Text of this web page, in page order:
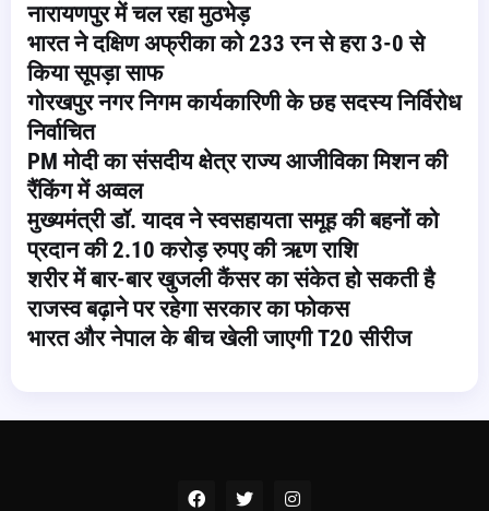
नारायणपुर में चल रहा मुठभेड़
भारत ने दक्षिण अफ्रीका को 233 रन से हरा 3-0 से
किया सूपड़ा साफ
गोरखपुर नगर निगम कार्यकारिणी के छह सदस्य निर्विरोध
निर्वाचित
PM मोदी का संसदीय क्षेत्र राज्य आजीविका मिशन की
रैंकिंग में अव्वल
मुख्यमंत्री डॉ. यादव ने स्वसहायता समूह की बहनों को
प्रदान की 2.10 करोड़ रुपए की ऋण राशि
शरीर में बार-बार खुजली कैंसर का संकेत हो सकती है
राजस्व बढ़ाने पर रहेगा सरकार का फोकस
भारत और नेपाल के बीच खेली जाएगी T20 सीरीज